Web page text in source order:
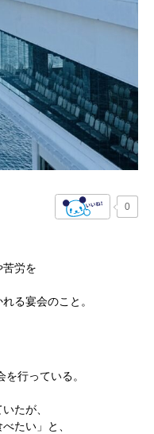
0
苦労を
る宴会のこと。
行っている。
たが、
たい」と、